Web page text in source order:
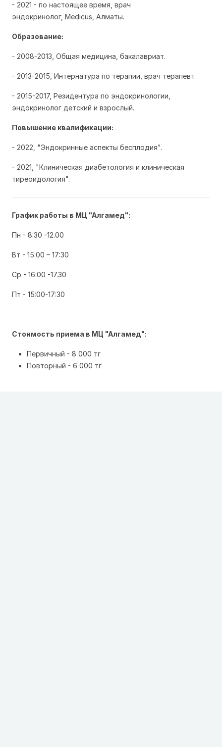
- 2021 - по настоящее время, врач
эндокринолог, Medicus , Алматы.
Образование:
- 2008-2013, Общая медицина, бакалавриат.
- 2013-2015, Интернатура по терапии, врач терапевт.
- 2015-2017, Резидентура по эндокринологии,
эндокринолог детский и взрослый.
Повышение квалификации:
- 2022, "Эндокринные аспекты бесплодия".
- 2021, "Клиническая диабетология и клиническая
тиреоидология".
График работы в МЦ "Алгамед":
Пн - 8:30 -12.00
Вт - 15:00 – 17:30
Ср - 16:00 -17.30
Пт - 15:00-17:30
Стоимость приема в МЦ "Алгамед":
Первичный - 8 000 тг
Повторный - 6 000 тг